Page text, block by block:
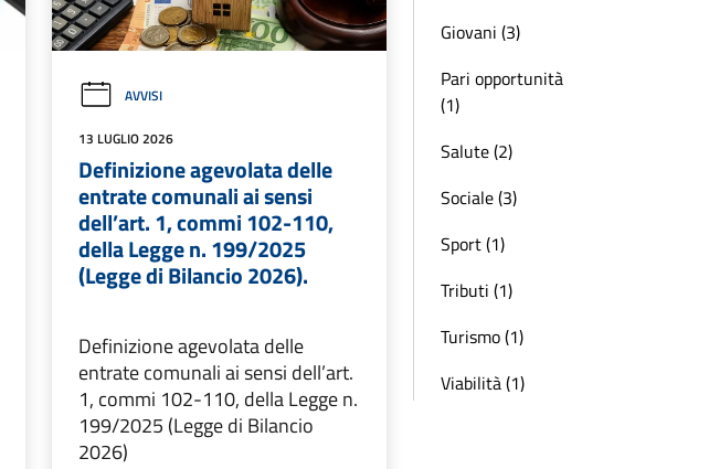
AVVISI
13 LUGLIO 2026
Definizione agevolata delle
entrate comunali ai sensi
dell’art. 1, commi 102-110,
della Legge n. 199/2025
(Legge di Bilancio 2026).
Definizione agevolata delle
entrate comunali ai sensi dell’art.
1, commi 102-110, della Legge n.
199/2025 (Legge di Bilancio
2026)
Giovani (3)
Pari opportunità
(1)
Salute (2)
Sociale (3)
Sport (1)
Tributi (1)
Turismo (1)
Viabilità (1)